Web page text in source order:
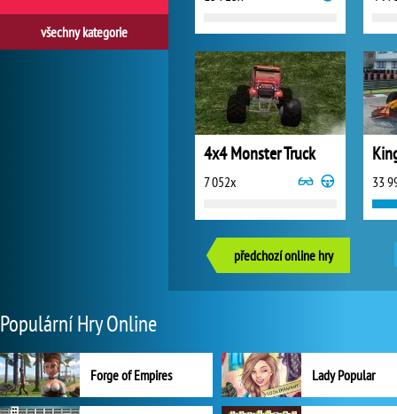
4x4 Monster Truck
7 052x 33
předchozí online hry
všechny kategorie
Populární Hry Online
Forge of Empires Lady Popular